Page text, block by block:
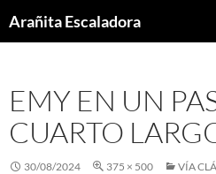
toArañita Escaladora
EMY EN UN
CUARTO
30/08/2024 375 × 500 VÍA